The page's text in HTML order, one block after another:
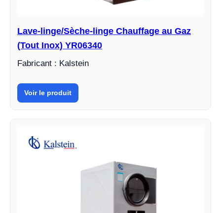
Lave-linge/Sèche-linge Chauffage au Gaz
(Tout Inox) YR06340
Fabricant : Kalstein
Voir le produit